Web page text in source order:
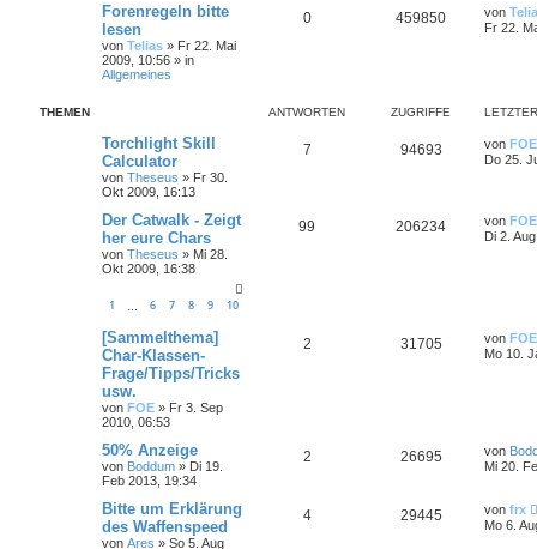
Forenregeln bitte
lesen
von Telias » Fr 22. Mai
2009, 10:56 » in
Allgemeines
0 459850 von
Fr 22.
THEMEN ANTWORTEN ZUGRIFFE
Torchlight Skill
Calculator
von Theseus » Fr 30.
Okt 2009, 16:13
7 94693 von FOE
Do 25.
Der Catwalk - Zeigt
her eure Chars
von Theseus » Mi 28.
Okt 2009, 16:38
1 6 7 8 9 10
99 206234 von FOE
Di 2.
[Sammelthema]
Char-Klassen-
Frage/Tipps/Tricks
usw.
von FOE » Fr 3. Sep
2010, 06:53
2 31705 von FOE
Mo 10.
50% Anzeige
von Boddum » Di 19.
Feb 2013, 19:34
2 26695 von
Mi 20.
Bitte um Erklärung
des Waffenspeed
von Ares » So 5. Aug
4 29445 von frx
Mo 6.